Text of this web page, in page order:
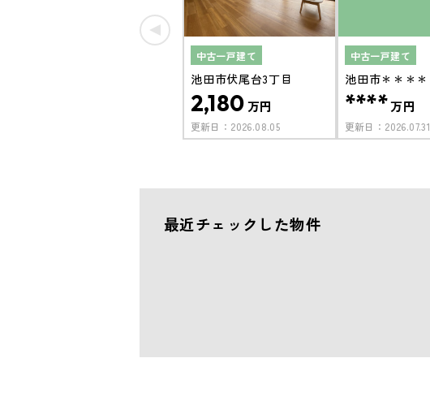
中古一戸建て
池田市伏尾台3丁目
2,180万円
更新日： 2026.08.05
中古一戸建て
池田市＊＊＊＊
****万円
更新日： 2026.07.31
最近チェックした物件